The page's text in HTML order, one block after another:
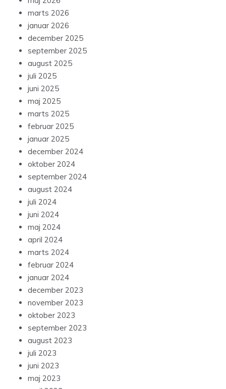
marts 2026
januar 2026
december 2025
september 2025
august 2025
juli 2025
juni 2025
maj 2025
marts 2025
februar 2025
januar 2025
december 2024
oktober 2024
september 2024
august 2024
juli 2024
juni 2024
maj 2024
april 2024
marts 2024
februar 2024
januar 2024
december 2023
november 2023
oktober 2023
september 2023
august 2023
juli 2023
juni 2023
maj 2023